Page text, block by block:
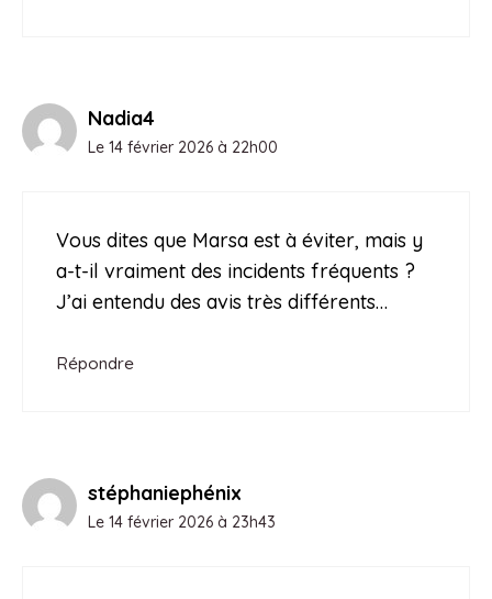
Nadia4
Le 14 février 2026 à 22h00
Vous dites que Marsa est à éviter, mais y
a-t-il vraiment des incidents fréquents ?
J’ai entendu des avis très différents…
Répondre
stéphaniephénix
Le 14 février 2026 à 23h43